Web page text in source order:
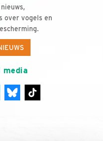
over vogels en
media